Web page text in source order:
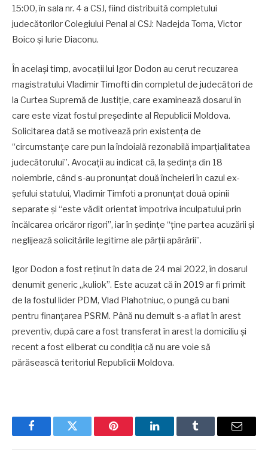
15:00, în sala nr. 4 a CSJ, fiind distribuită completului
judecătorilor Colegiului Penal al CSJ: Nadejda Toma, Victor
Boico și Iurie Diaconu.
În același timp, avocații lui Igor Dodon au cerut recuzarea
magistratului Vladimir Timofti din completul de judecători de
la Curtea Supremă de Justiție, care examinează dosarul în
care este vizat fostul președinte al Republicii Moldova.
Solicitarea dată se motivează prin existența de
“circumstanțe care pun la îndoială rezonabilă imparțialitatea
judecătorului”. Avocații au indicat că, la ședința din 18
noiembrie, când s-au pronunțat două încheieri în cazul ex-
șefului statului, Vladimir Timfoti a pronunțat două opinii
separate și “este vădit orientat împotriva inculpatului prin
încălcarea oricăror rigori”, iar în ședințe “ține partea acuzării și
neglijează solicitările legitime ale părții apărării”.
Igor Dodon a fost reținut în data de 24 mai 2022, în dosarul
denumit generic „kuliok”. Este acuzat că în 2019 ar fi primit
de la fostul lider PDM, Vlad Plahotniuc, o pungă cu bani
pentru finanțarea PSRM. Până nu demult s-a aflat în arest
preventiv, după care a fost transferat în arest la domiciliu și
recent a fost eliberat cu condiția că nu are voie să
părăsească teritoriul Republicii Moldova.
FacebookTwitter Pinterest LinkedInTumblr Email